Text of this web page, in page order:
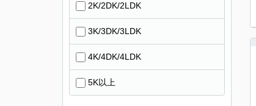
2K/2DK/2LDK
3K/3DK/3LDK
4K/4DK/4LDK
5K以上